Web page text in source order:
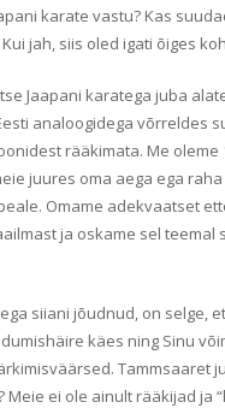
karate vastu? Kas
jah, siis oled igati õiges
Jaapani karatega juba
analoogidega võrreldes
rääkimata. Me oleme
juures oma aega ega raha
Omame adekvaatset
ja oskame sel teemal
siiani jõudnud, on selge,
käes ning Sinu
Tammsaaret
Meie ei ole ainult rääkijad ja